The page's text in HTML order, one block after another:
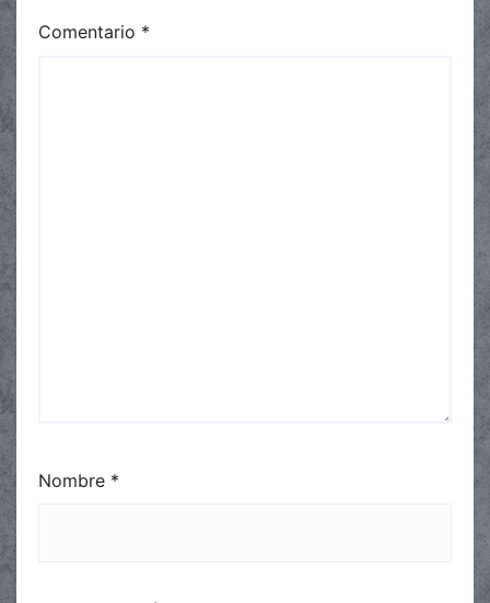
Comentario *
Nombre *